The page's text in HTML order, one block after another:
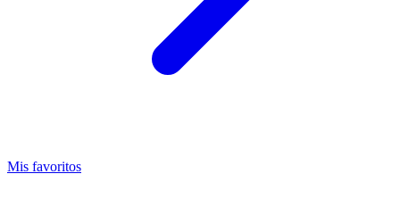
Mis favoritos